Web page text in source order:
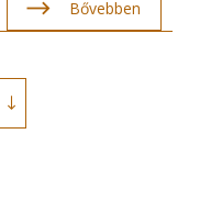
Bővebben